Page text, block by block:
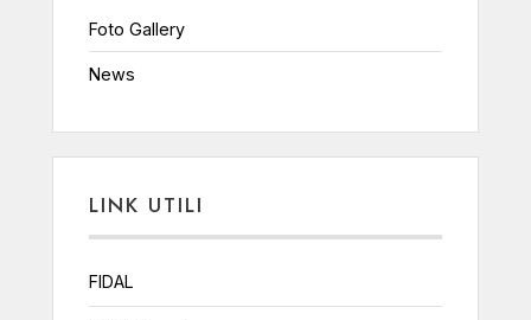
Foto Gallery
News
LINK UTILI
FIDAL